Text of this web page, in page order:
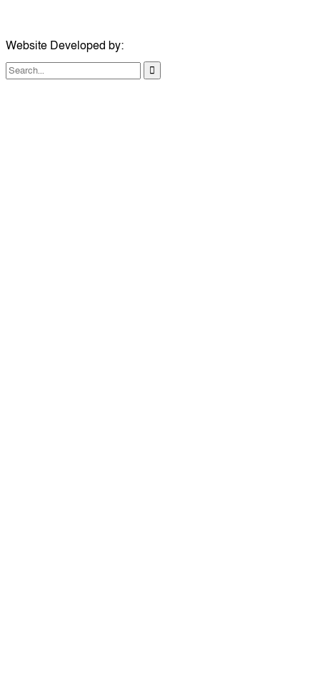
Website Developed by: